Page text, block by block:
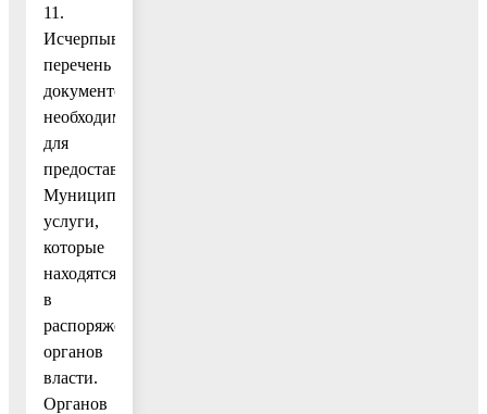
11.
Исчерпывающий
перечень
документов,
необходимых
для
предоставления
Муниципальной
услуги,
которые
находятся
в
распоряжении
органов
власти.
Органов